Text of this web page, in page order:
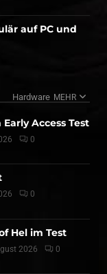
auf PC und
Hardware MEHR
Access Test
0
0
Hel im Test
2026 0